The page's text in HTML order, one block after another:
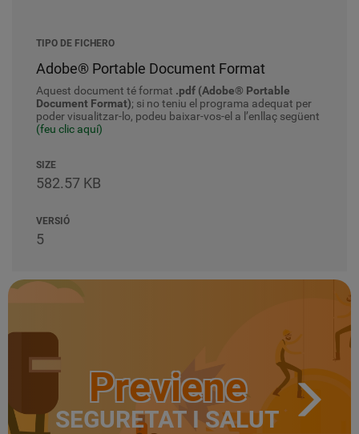
TIPO DE FICHERO
Adobe® Portable Document Format
Aquest document té format .pdf (Adobe® Portable
Document Format); si no teniu el programa adequat per
poder visualitzar-lo, podeu baixar-vos-el a l’enllaç següent
(feu clic aquí)
SIZE
582.57 KB
VERSIÓ
5
Previene
SEGURETAT I SALUT